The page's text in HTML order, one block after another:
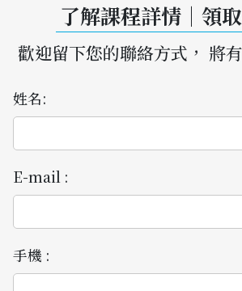
了解課程詳情｜領
歡迎留下您的聯絡方式， 將
姓名:
E-mail :
手機 :